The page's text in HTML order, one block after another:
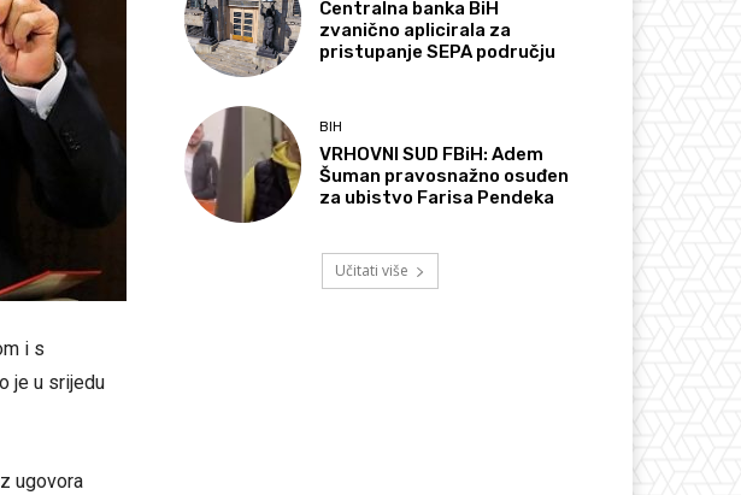
i s
je u srijedu
ugovora
Centralna banka BiH
zvanično aplicirala za
pristupanje SEPA području
BIH
VRHOVNI SUD FBiH: Adem
Šuman pravosnažno osuđen
za ubistvo Farisa Pendeka
Učitati više